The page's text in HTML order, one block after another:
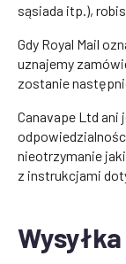
sąsiada itp.),
Gdy Royal Mail
uznajemy
zostanie
Canavape Ltd ani
nieotrzymanie
z instrukcjami